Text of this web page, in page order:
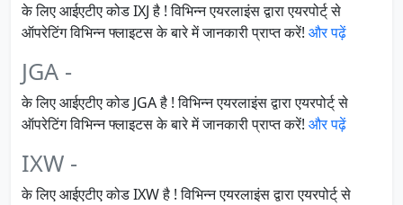
के लिए आईएटीए कोड IXJ है ! विभिन्न एयरलाइंस द्वारा एयरपोर्ट् से
ऑपरेटिंग विभिन्न फ्लाइटस के बारे में जानकारी प्राप्त करें! और पढ़ें
JGA -
के लिए आईएटीए कोड JGA है ! विभिन्न एयरलाइंस द्वारा एयरपोर्ट् से
ऑपरेटिंग विभिन्न फ्लाइटस के बारे में जानकारी प्राप्त करें! और पढ़ें
IXW -
के लिए आईएटीए कोड IXW है ! विभिन्न एयरलाइंस द्वारा एयरपोर्ट् से